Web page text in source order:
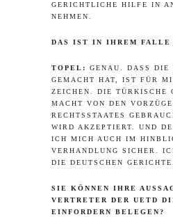
ERICHTLICHE HILFE IN
EHMEN.
DAS IST IN IHREM FALLE
TOPEL:
GENAU. DASS DIE
GEMACHT HAT, IST FÜR
ZEICHEN. DIE TÜRKISCHE
MACHT VON DEN
RECHTSSTAATES
IRD AKZEPTIERT. UND
CH MICH AUCH IM
ERHANDLUNG SICHER. ICH
IE DEUTSCHEN GERICHTE.
SIE KÖNNEN IHRE
VERTRETER DER UETD
EINFORDERN BELEGEN?